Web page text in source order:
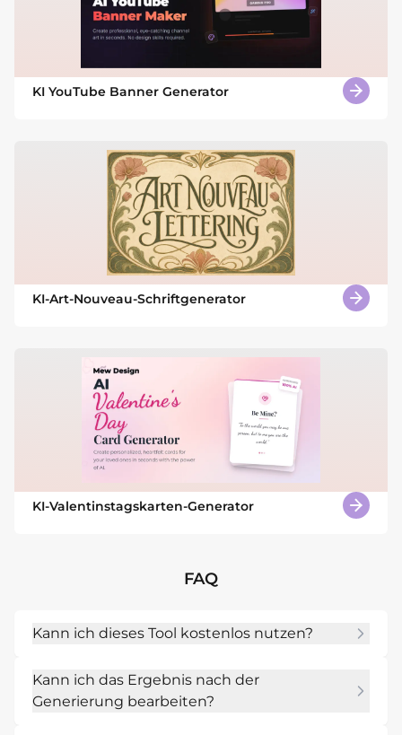
KI YouTube Banner Generator
KI-Art-Nouveau-Schriftgenerator
KI-Valentinstagskarten-Generator
FAQ
Kann ich dieses Tool kostenlos nutzen?
kostenlosen KI-Credits testen, mehrere
Varianten erstellen und ohne Wasserzeichen
Kann ich das Ergebnis nach der
Generierung bearbeiten?